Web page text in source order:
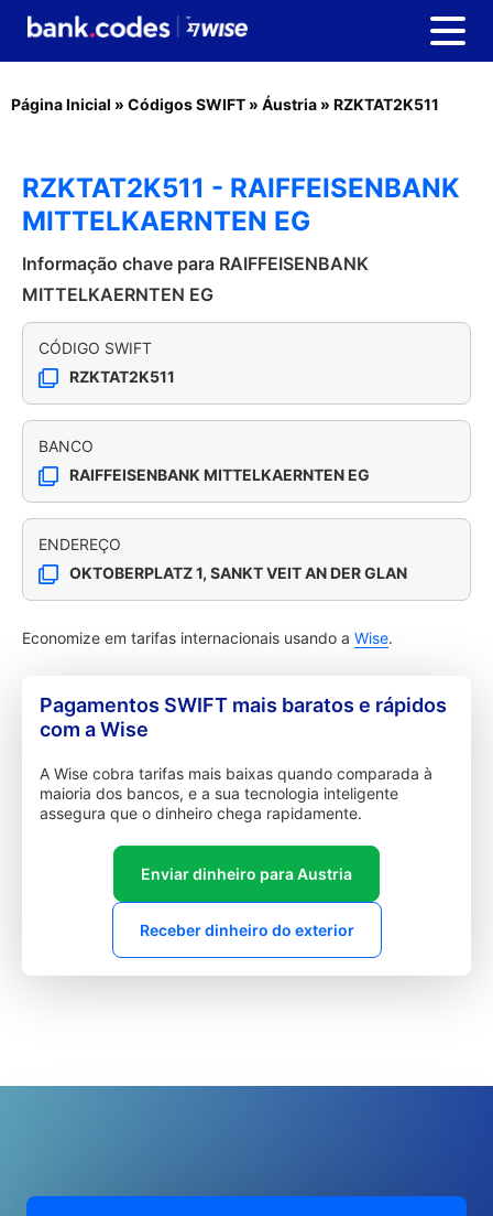
Página Inicial » Códigos SWIFT » Áustria » RZKTAT2K511
RZKTAT2K511 - RAIFFEISENBANK
MITTELKAERNTEN EG
Informação chave para RAIFFEISENBANK
MITTELKAERNTEN EG
CÓDIGO SWIFT
RZKTAT2K511
BANCO
RAIFFEISENBANK MITTELKAERNTEN EG
ENDEREÇO
OKTOBERPLATZ 1, SANKT VEIT AN DER GLAN
Economize em tarifas internacionais usando a Wise.
Pagamentos SWIFT mais baratos e rápidos
com a Wise
A Wise cobra tarifas mais baixas quando comparada à
maioria dos bancos, e a sua tecnologia inteligente
assegura que o dinheiro chega rapidamente.
Enviar dinheiro para Austria
Receber dinheiro do exterior